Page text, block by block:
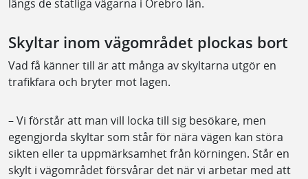
längs de statliga vägarna i Örebro län.
Skyltar inom vägområdet plockas bort
Vad få känner till är att många av skyltarna utgör en
trafikfara och bryter mot lagen.
– Vi förstår att man vill locka till sig besökare, men
egengjorda skyltar som står för nära vägen kan störa
sikten eller ta uppmärksamhet från körningen. Står en
skylt i vägområdet försvårar det när vi arbetar med att